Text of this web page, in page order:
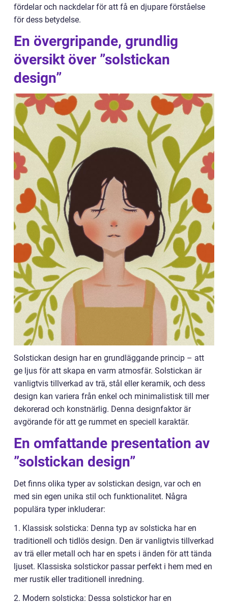
fördelar och nackdelar för att få en djupare förståelse
för dess betydelse.
En övergripande, grundlig
översikt över ”solstickan
design”
Solstickan design har en grundläggande princip – att
ge ljus för att skapa en varm atmosfär. Solstickan är
vanligtvis tillverkad av trä, stål eller keramik, och dess
design kan variera från enkel och minimalistisk till mer
dekorerad och konstnärlig. Denna designfaktor är
avgörande för att ge rummet en speciell karaktär.
En omfattande presentation av
”solstickan design”
Det finns olika typer av solstickan design, var och en
med sin egen unika stil och funktionalitet. Några
populära typer inkluderar:
1. Klassisk solsticka: Denna typ av solsticka har en
traditionell och tidlös design. Den är vanligtvis tillverkad
av trä eller metall och har en spets i änden för att tända
ljuset. Klassiska solstickor passar perfekt i hem med en
mer rustik eller traditionell inredning.
2. Modern solsticka: Dessa solstickor har en